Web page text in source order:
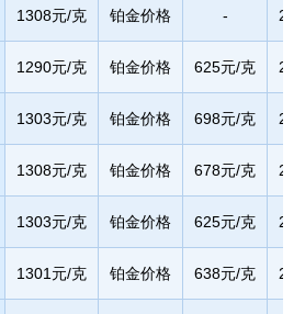
1308元/克 铂金价格 -
1290元/克 铂金价格 625元/克
1303元/克 铂金价格 698元/克
1308元/克 铂金价格 678元/克
1303元/克 铂金价格 625元/克
1301元/克 铂金价格 638元/克